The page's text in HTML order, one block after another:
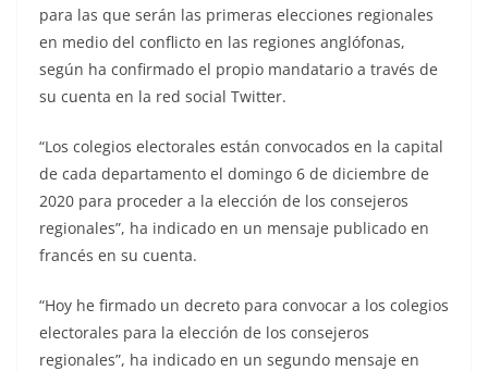
para las que serán las primeras elecciones regionales
en medio del conflicto en las regiones anglófonas,
según ha confirmado el propio mandatario a través de
su cuenta en la red social Twitter.
“Los colegios electorales están convocados en la capital
de cada departamento el domingo 6 de diciembre de
2020 para proceder a la elección de los consejeros
regionales”, ha indicado en un mensaje publicado en
francés en su cuenta.
“Hoy he firmado un decreto para convocar a los colegios
electorales para la elección de los consejeros
regionales”, ha indicado en un segundo mensaje en